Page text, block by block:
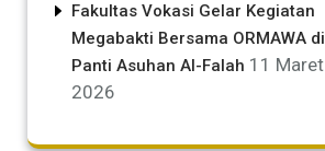
Fakultas Vokasi Gelar Kegiatan
Megabakti Bersama ORMAWA di
Panti Asuhan Al-Falah 11 Maret
2026